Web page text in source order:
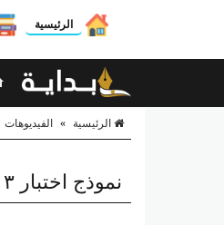
الرئيسية
الرئيسية » الفيديوهات
نموذج اختبار ٣